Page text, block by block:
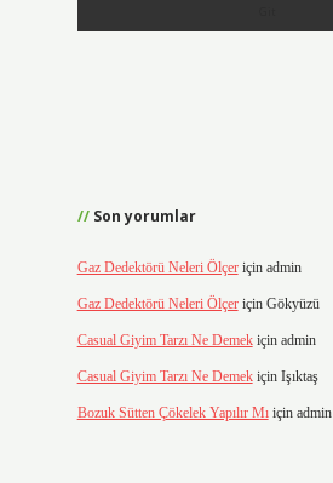
Son yorumlar
Gaz Dedektörü Neleri Ölçeriçin admin
Gaz Dedektörü Neleri Ölçeriçin Gökyüzü
Casual Giyim Tarzı Ne Demekiçin admin
Casual Giyim Tarzı Ne Demekiçin Işıktaş
Bozuk Sütten Çökelek Yapılır Mıiçin admin